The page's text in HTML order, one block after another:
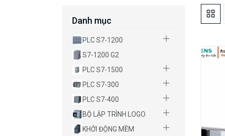
Danh mục
PLC S7-1200
S7-1200 G2
PLC S7-1500
PLC S7-300
PLC S7-400
BỘ LẬP TRÌNH LOGO
KHỞI ĐỘNG MỀM